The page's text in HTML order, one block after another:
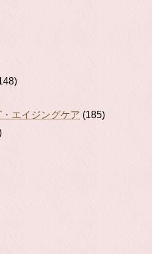
エイジングケア (185)